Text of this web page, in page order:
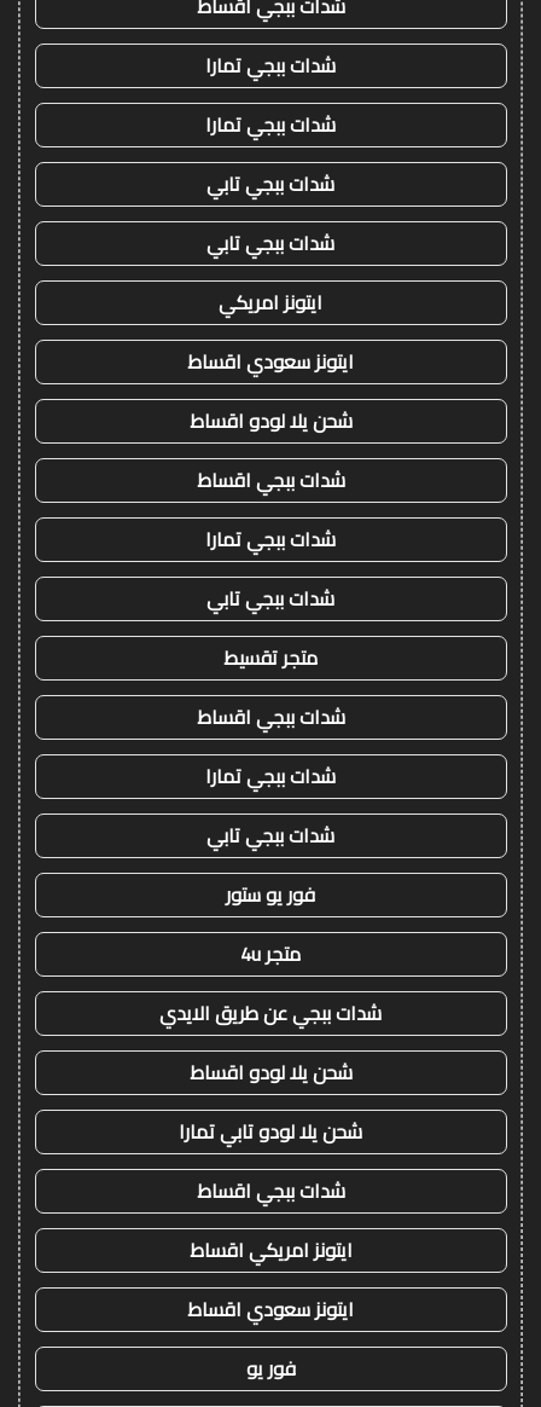
شدات ببجي تمارا
شدات ببجي تمارا
شدات ببجي تابي
شدات ببجي تابي
ايتونز امريكي
ايتونز سعودي اقساط
شحن يلا لودو اقساط
شدات ببجي اقساط
شدات ببجي تمارا
شدات ببجي تابي
متجر تقسيط
شدات ببجي اقساط
شدات ببجي تمارا
شدات ببجي تابي
فور يو ستور
متجر 4u
شدات ببجي عن طريق الايدي
شحن يلا لودو اقساط
شحن يلا لودو تابي تمارا
شدات ببجي اقساط
ايتونز امريكي اقساط
ايتونز سعودي اقساط
فور يو